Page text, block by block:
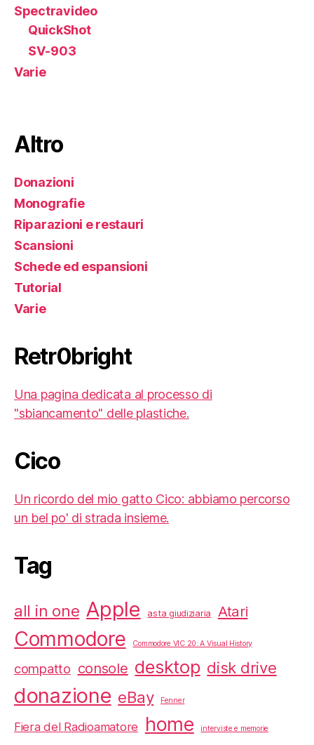
Spectravideo
QuickShot
SV-903
Varie
Altro
Donazioni
Monografie
Riparazioni e restauri
Scansioni
Schede ed espansioni
Tutorial
Varie
Retr0bright
Una pagina dedicata al processo di
"sbiancamento" delle plastiche.
Cico
Un ricordo del mio gatto Cico: abbiamo percorso
un bel po' di strada insieme.
Tag
all in one Apple asta giudiziaria Atari
Commodore Commodore VIC 20: A Visual History
compatto console desktop disk drive
donazione eBay Fenner
Fiera del Radioamatore home interviste e memorie